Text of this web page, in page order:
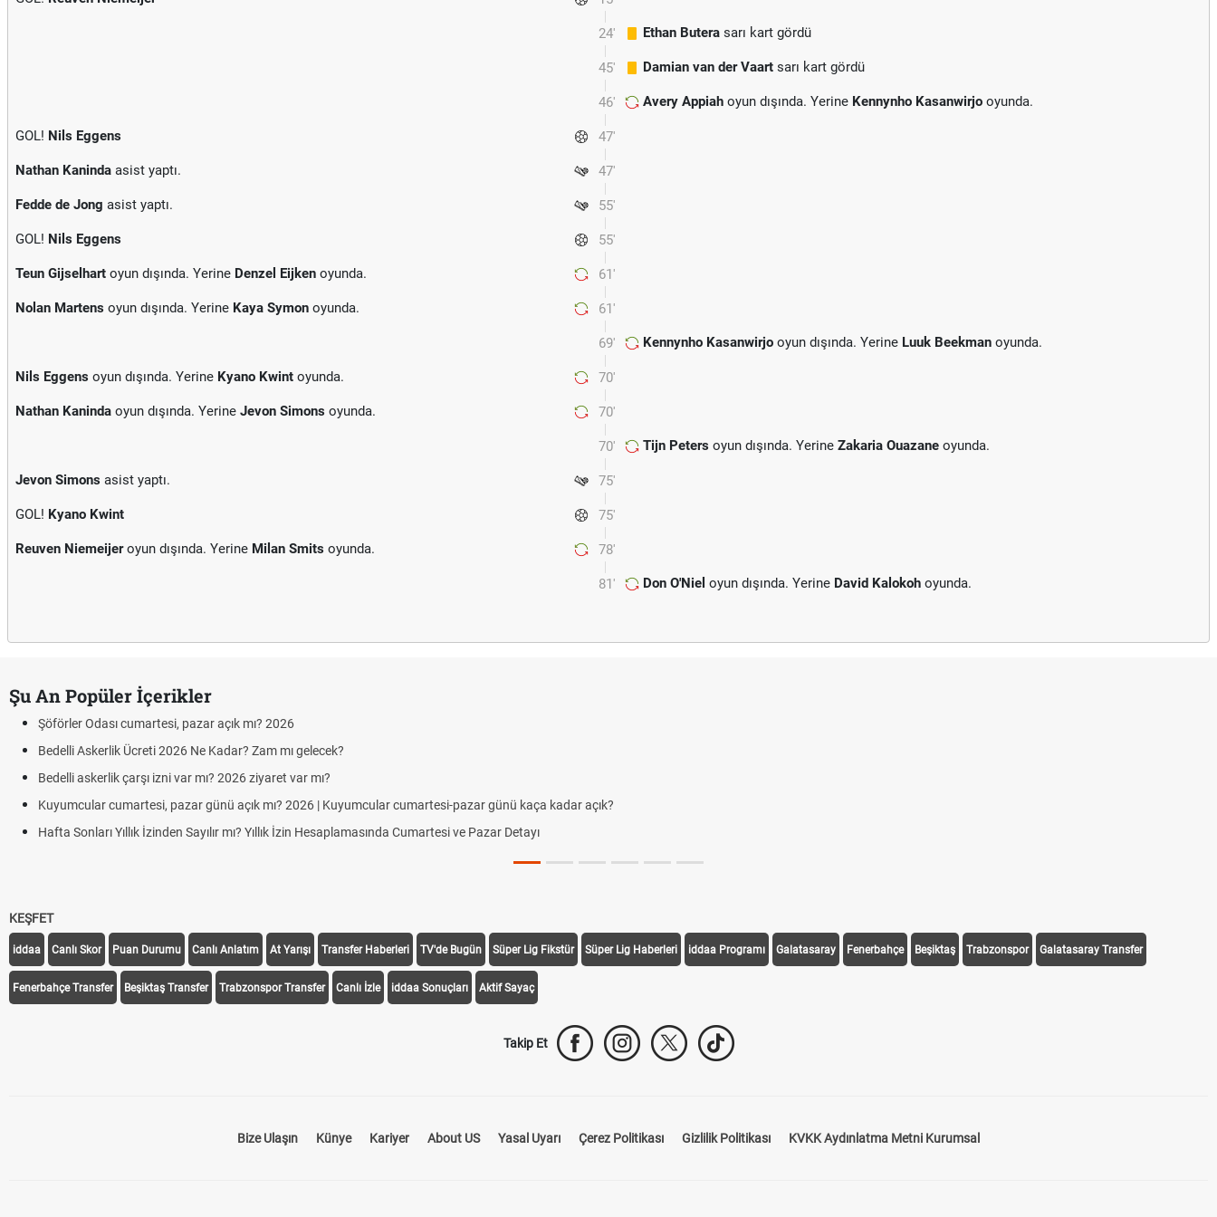
24' Ethan Butera sarı kart gördü
45' Damian van der Vaart sarı kart gördü
46' Avery Appiah oyun dışında. Yerine Kennynho Kasanwirjo oyunda.
47'
GOL! Nils Eggens
47'
Nathan Kaninda asist yaptı.
55'
Fedde de Jong asist yaptı.
55'
GOL! Nils Eggens
61'
Teun Gijselhart oyun dışında. Yerine Denzel Eijken oyunda.
61'
Nolan Martens oyun dışında. Yerine Kaya Symon oyunda.
69' Kennynho Kasanwirjo oyun dışında. Yerine Luuk Beekman oyunda.
70'
Nils Eggens oyun dışında. Yerine Kyano Kwint oyunda.
70'
Nathan Kaninda oyun dışında. Yerine Jevon Simons oyunda.
70' Tijn Peters oyun dışında. Yerine Zakaria Ouazane oyunda.
75'
Jevon Simons asist yaptı.
75'
GOL! Kyano Kwint
78'
Reuven Niemeijeroyun dışında. Yerine Milan Smits oyunda.
81' Don O'Niel oyun dışında. Yerine David Kalokoh oyunda.
Şu An Popüler İçerikler
Şöförler Odası cumartesi, pazar açık mı? 2026
Bedelli Askerlik Ücreti 2026 Ne Kadar? Zam mı gelecek?
Bedelli askerlik çarşı izni var mı? 2026 ziyaret var mı?
Kuyumcular cumartesi, pazar günü açık mı? 2026 | Kuyumcular cumartesi-pazar günü kaça kadar açık?
Hafta Sonları Yıllık İzinden Sayılır mı? Yıllık İzin Hesaplamasında Cumartesi ve Pazar Detayı
KEŞFET
iddaa Canlı Skor Puan Durumu Canlı Anlatım At Yarışı Transfer Haberleri TV'de Bugün Süper Lig Fikstür Süper Lig Haberleri iddaa Programı Galatasaray Fenerbahçe Beşiktaş Trabzonspor Galatasaray Transfer
Fenerbahçe Transfer Beşiktaş Transfer Trabzonspor Transfer Canlı İzle iddaa Sonuçları Aktif Sayaç
Takip Et
Bize Ulaşın Künye Kariyer About US Yasal Uyarı Çerez Politikası Gizlilik Politikası KVKK Aydınlatma Metni Kurumsal